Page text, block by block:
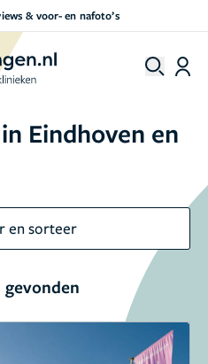
& voor- en nafoto’s
Eindhoven en
en sorteer